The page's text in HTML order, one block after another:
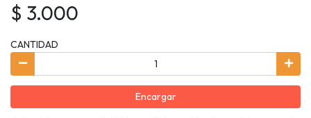
$ 3.000
CANTIDAD
Encargar